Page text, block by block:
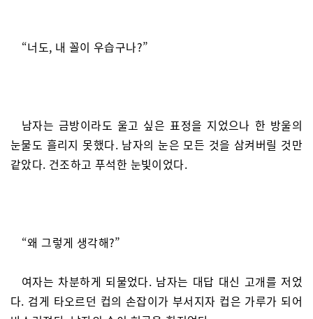
“너도, 내 꼴이 우습구나?”
남자는 금방이라도 울고 싶은 표정을 지었으나 한 방울의
눈물도 흘리지 못했다. 남자의 눈은 모든 것을 삼켜버릴 것만
같았다. 건조하고 푸석한 눈빛이었다.
“왜 그렇게 생각해?”
여자는 차분하게 되물었다. 남자는 대답 대신 고개를 저었
다. 검게 타오르던 컵의 손잡이가 부서지자 컵은 가루가 되어